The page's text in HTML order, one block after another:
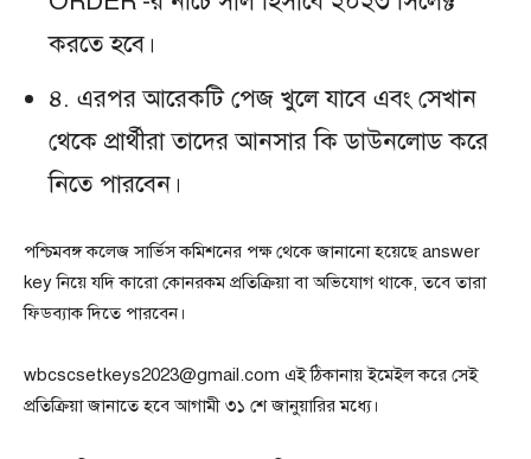
করতে হবে।
৪. এরপর আরেকটি পেজ খুলে যাবে এবং সেখান
থেকে প্রার্থীরা তাদের আনসার কি ডাউনলোড করে
নিতে পারবেন।
পশ্চিমবঙ্গ কলেজ সার্ভিস কমিশনের পক্ষ থেকে জানানো হয়েছে answer
key নিয়ে যদি কারো কোনরকম প্রতিক্রিয়া বা অভিযোগ থাকে, তবে তারা
ফিডব্যাক দিতে পারবেন।
wbcscsetkeys2023@gmail.com এই ঠিকানায় ইমেইল করে সেই
প্রতিক্রিয়া জানাতে হবে আগামী ৩১ শে জানুয়ারির মধ্যে।